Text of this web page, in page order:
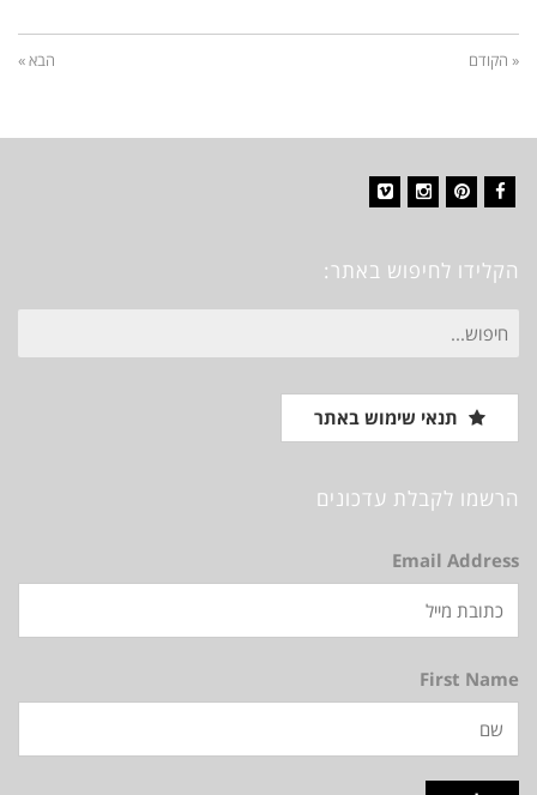
« הקודם הבא »
הקלידו לחיפוש באתר:
חיפוש
עבור:
תנאי שימוש באתר
הרשמו לקבלת עדכונים
Email Address
First Name